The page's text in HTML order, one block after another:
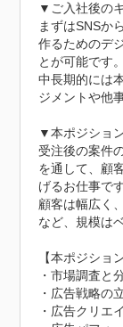
▼ご入社後の
まずはSNSか
作るためのデ
とが可能です。
中長期的には
ジメントや他
▼本ポジショ
受注後の案件
を通して、顧
げるお仕事です
顧客は幅広く
など、規模は
【本ポジショ
・市場調査と
・広告戦略の
・広告クリエ